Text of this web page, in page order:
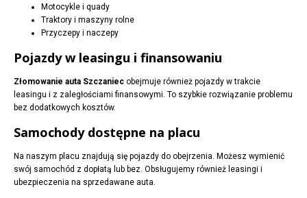
Motocykle i quady
Traktory i maszyny rolne
Przyczepy i naczepy
Pojazdy w leasingu i finansowaniu
Złomowanie auta Szczaniec obejmuje również pojazdy w trakcie
leasingu i z zaległościami finansowymi. To szybkie rozwiązanie problemu
bez dodatkowych kosztów.
Samochody dostępne na placu
Na naszym placu znajdują się pojazdy do obejrzenia. Możesz wymienić
swój samochód z dopłatą lub bez. Obsługujemy również leasingi i
ubezpieczenia na sprzedawane auta.